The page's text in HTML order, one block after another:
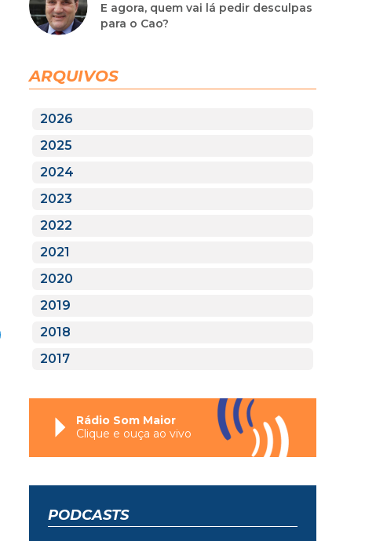
E agora, quem vai lá pedir desculpas
para o Cao?
ARQUIVOS
2026
2025
2024
2023
2022
2021
2020
2019
2018
2017
Rádio Som Maior
Clique e ouça ao vivo
PODCASTS